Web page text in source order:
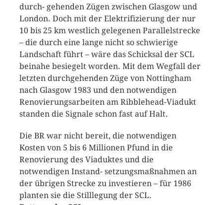
durch- gehenden Zügen zwischen Glasgow und
London. Doch mit der Elektrifizierung der nur
10 bis 25 km westlich gelegenen Parallelstrecke
– die durch eine lange nicht so schwierige
Landschaft führt – wäre das Schicksal der SCL
beinahe besiegelt worden. Mit dem Wegfall der
letzten durchgehenden Züge von Nottingham
nach Glasgow 1983 und den notwendigen
Renovierungsarbeiten am Ribblehead-Viadukt
standen die Signale schon fast auf Halt.
Die BR war nicht bereit, die notwendigen
Kosten von 5 bis 6 Millionen Pfund in die
Renovierung des Viaduktes und die
notwendigen Instand- setzungsmaßnahmen an
der übrigen Strecke zu investieren – für 1986
planten sie die Stilllegung der SCL.